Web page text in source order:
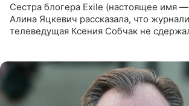
Сестра блогера Exile (настоящее имя
Алина Яцкевич рассказала, что
телеведущая Ксения Собчак не